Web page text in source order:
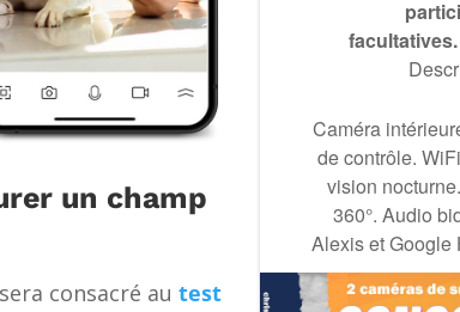
un champ
consacré autest